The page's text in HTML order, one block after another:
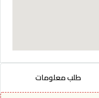
طلب معلومات